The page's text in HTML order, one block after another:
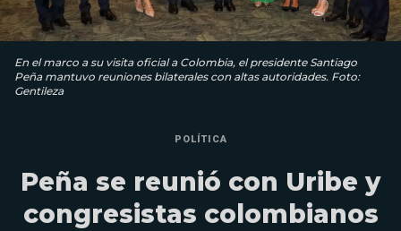
En el marco a su visita oficial a Colombia, el presidente Santiago
Peña mantuvo reuniones bilaterales con altas autoridades. Foto:
Gentileza
POLÍTICA
Peña se reunió con Uribe y
congresistas colombianos